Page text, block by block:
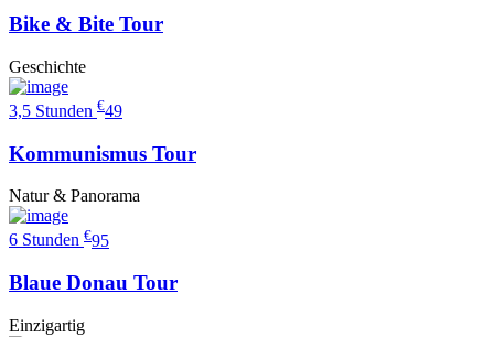
Bike & Bite Tour
Geschichte
3,5 Stunden €49
Kommunismus Tour
Natur & Panorama
6 Stunden €95
Blaue Donau Tour
Einzigartig